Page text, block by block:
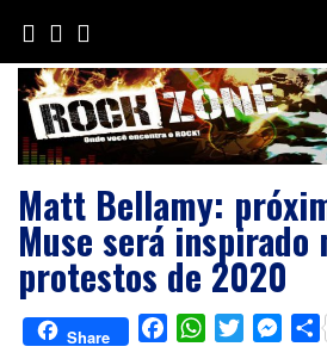
content
Matt Bellamy:
Muse será inspirado
protestos de 2020
Share FacebookWhatsAppTwitter